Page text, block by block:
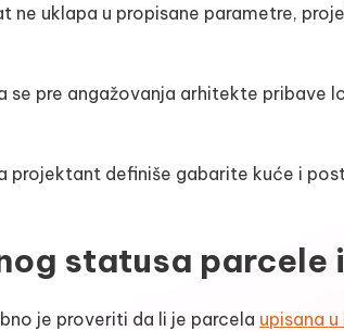
ne uklapa u propisane parametre,
se pre angažovanja arhitekte pribave
projektant definiše gabarite kuće i
statusa parcele
je proveriti da li je parcela upisana